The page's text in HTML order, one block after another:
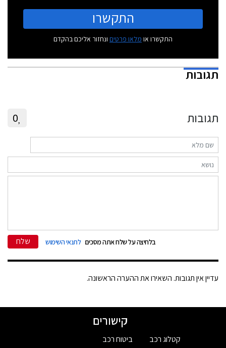
התקשרו
התקשרו או מלאו פרטים ונחזור אליכם בהקדם
תגובות
תגובות 0
בלחיצה על שלח אתה מסכים לתנאי השימוש שלח
עדיין אין תגובות. השאירו את ההערה הראשונה.
קישורים
קטלוג רכב
ביטוח רכב